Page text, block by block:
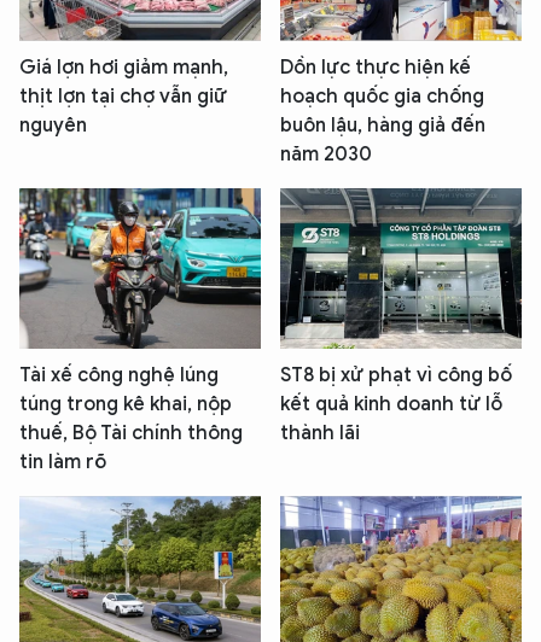
Giá lợn hơi giảm mạnh,
thịt lợn tại chợ vẫn giữ
nguyên
Dồn lực thực hiện kế
hoạch quốc gia chống
buôn lậu, hàng giả đến
năm 2030
Tài xế công nghệ lúng
túng trong kê khai, nộp
thuế, Bộ Tài chính thông
tin làm rõ
ST8 bị xử phạt vì công bố
kết quả kinh doanh từ lỗ
thành lãi